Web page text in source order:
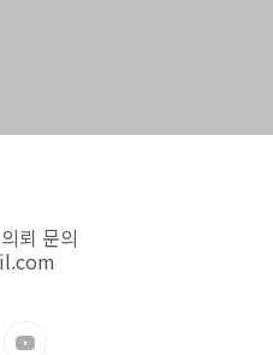
뢰 문의